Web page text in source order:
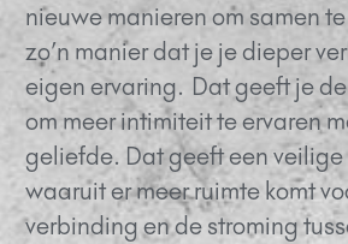
nieuwe manieren om samen
zo’n manier dat je je dieper
eigen ervaring. Dat geeft je
om meer intimiteit te ervaren
geliefde. Dat geeft een
waaruit er meer ruimte komt
verbinding en de stroming